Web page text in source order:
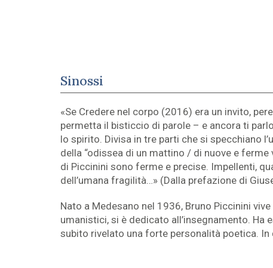
Sinossi
«Se Credere nel corpo (2016) era un invito,
permetta il bisticcio di parole – e ancora ti
lo spirito. Divisa in tre parti che si specchiano
della “odissea di un mattino / di nuove e
di Piccinini sono ferme e precise. Impellenti,
dell’umana fragilità…» (Dalla prefazione di
Nato a Medesano nel 1936, Bruno Piccinini
umanistici, si è dedicato all’insegnamento. Ha
subito rivelato una forte personalità poetica. In